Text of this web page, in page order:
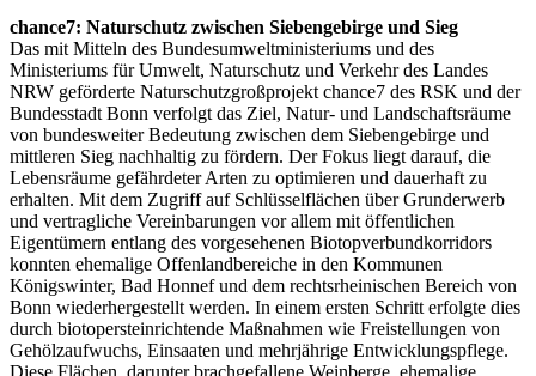
chance7: Naturschutz zwischen Siebengebirge und Sieg
Das mit Mitteln des Bundesumweltministeriums und des
Ministeriums für Umwelt, Naturschutz und Verkehr des Landes
NRW geförderte Naturschutzgroßprojekt chance7 des RSK und der
Bundesstadt Bonn verfolgt das Ziel, Natur- und Landschaftsräume
von bundesweiter Bedeutung zwischen dem Siebengebirge und
mittleren Sieg nachhaltig zu fördern. Der Fokus liegt darauf, die
Lebensräume gefährdeter Arten zu optimieren und dauerhaft zu
erhalten. Mit dem Zugriff auf Schlüsselflächen über Grunderwerb
und vertragliche Vereinbarungen vor allem mit öffentlichen
Eigentümern entlang des vorgesehenen Biotopverbundkorridors
konnten ehemalige Offenlandbereiche in den Kommunen
Königswinter, Bad Honnef und dem rechtsrheinischen Bereich von
Bonn wiederhergestellt werden. In einem ersten Schritt erfolgte dies
durch biotopersteinrichtende Maßnahmen wie Freistellungen von
Gehölzaufwuchs, Einsaaten und mehrjährige Entwicklungspflege.
Diese Flächen, darunter brachgefallene Weinberge, ehemalige